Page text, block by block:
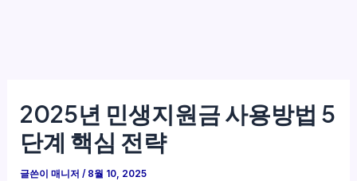
2025년 민생지원금 사용방법 5
단계 핵심 전략
글쓴이매니저/ 8월 10, 2025